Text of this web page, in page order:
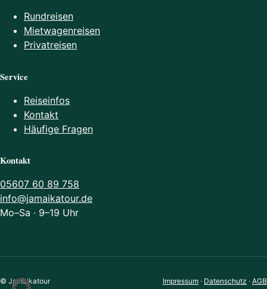
Rundreisen
Mietwagenreisen
Privatreisen
Service
Reiseinfos
Kontakt
Häufige Fragen
Kontakt
05607 60 89 758
info@jamaikatour.de
Mo–Sa · 9–19 Uhr
© Jamaikatour Impressum · Datenschutz · AGB